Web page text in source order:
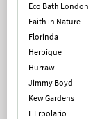
Eco Bath London
Faith in Nature
Florinda
Herbique
Hurraw
Jimmy Boyd
Kew Gardens
L'Erbolario